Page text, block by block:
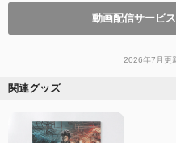
動画配信サービ
2026年7月更
関連グッズ